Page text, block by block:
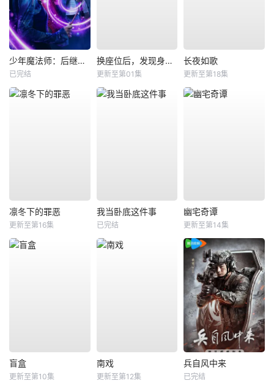
少年魔法师：后继者第三季
已完结
换座位后，发现身后的男生好像喜欢我
更新至第01集
长夜如歌
更新至第18集
凛冬下的罪恶
更新至第16集
我当卧底这件事
已完结
幽宅奇谭
更新至第14集
盲盒
更新至第10集
南戏
更新至第12集
兵自风中来
已完结